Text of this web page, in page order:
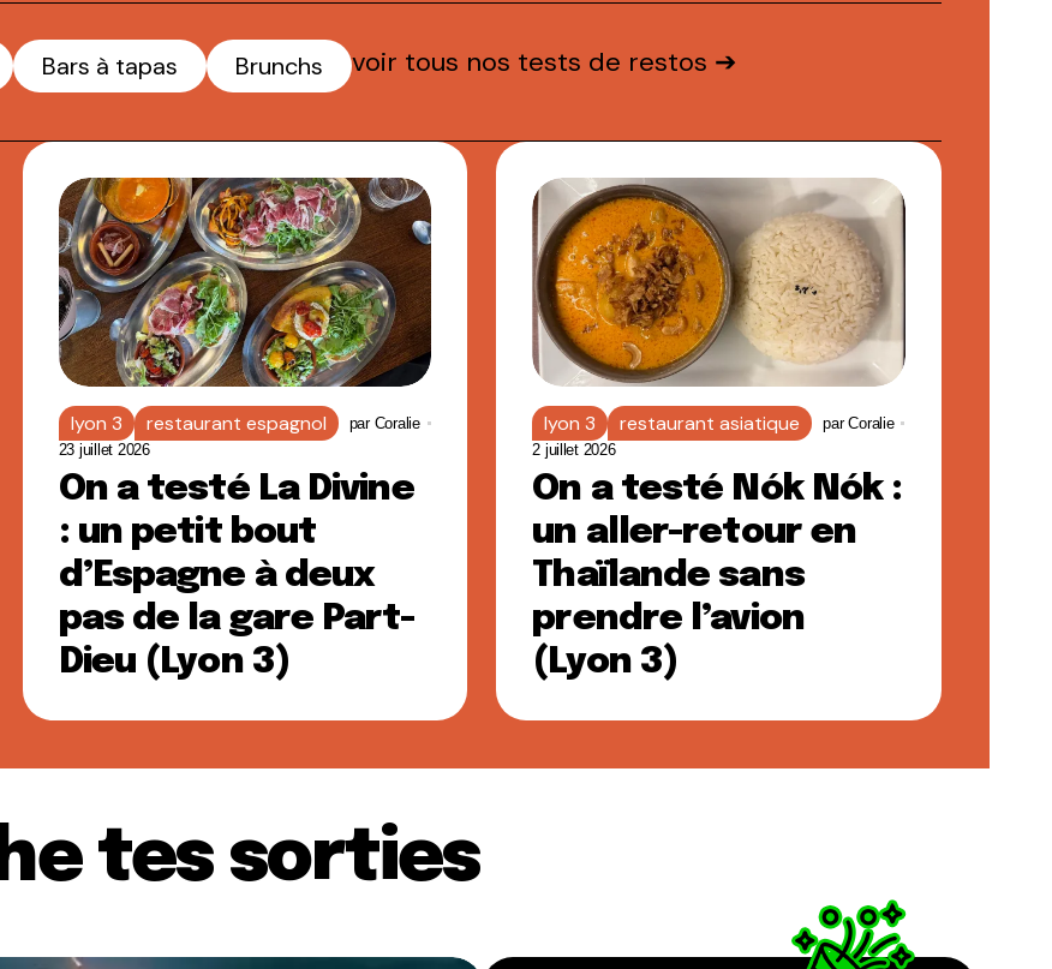
Bars à tapas Brunchs voir tous nos tests de restos ➔
lyon 3 restaurant espagnol par Coralie
23 juillet 2026
On a testé La Divine
: un petit bout
d’Espagne à deux
pas de la gare Part-
Dieu (Lyon 3)
lyon 3 restaurant asiatique par Coralie
2 juillet 2026
On a testé Nók Nók :
un aller-retour en
Thaïlande sans
prendre l’avion
(Lyon 3)
tes sorties